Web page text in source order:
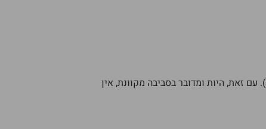
האתר נוקט באמצעי זהירות מקובלים על מנת לשמור, ככל האפשר, על סודיות המידע. האתר מאובטח בפרוטוקול הצפנה (SSL). עם זאת, היות ומדובר בסביבה מקוונת, אין